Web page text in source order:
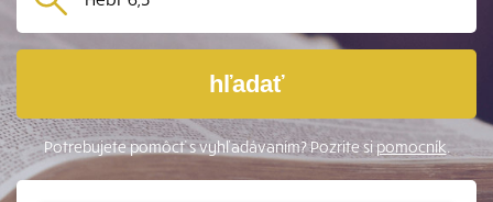
hľadať
Potrebujete pomôcť s vyhľadávaním? Pozrite sipomocník.